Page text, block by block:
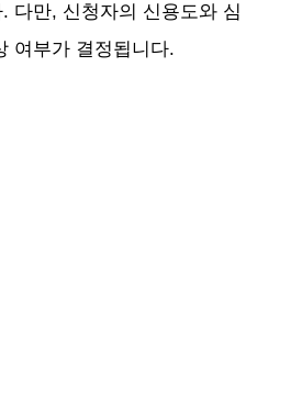
다만, 신청자의 신용도와 심
여부가 결정됩니다.